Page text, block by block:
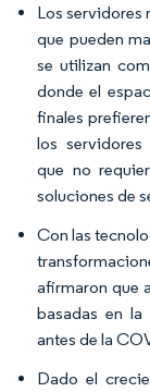
Los servidores
que pueden
se utilizan
donde el
finales
los servidores
que no
soluciones de
Con las
afirmaron que
basadas en
antes de la
Dado el